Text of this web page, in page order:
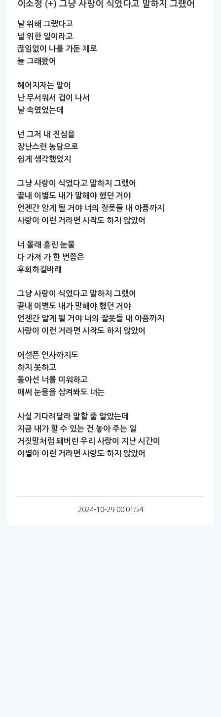
이소정 (+) 그냥 사랑이 식었다고 말하지 그랬어
날 위해 그랬다고
널 위한 일이라고
끊임없이
나를 가둔 채로
늘 그래왔어
헤어지자는 말이
난 무서워서 겁이
나서
날 속였었는데
넌 그저 내 진심을
장난스런 농담으로
쉽게
생각했었지
그냥 사랑이 식었다고 말하지 그랬어
끝내 이별도 내가 말해야 했던 거야
언젠간 알게 될 거야 너의 잘못들 내 아픔까지
사랑이
이런 거라면 시작도 하지 않았어
너 몰래 흘린 눈물
다 가져 가 한 번쯤은
후회하길바래
그냥 사랑이 식었다고 말하지 그랬어
끝내 이별도 내가 말해야 했던 거야
언젠간 알게 될 거야 너의 잘못들 내 아픔까지
사랑이
이런 거라면 시작도 하지 않았어
어설픈 인사까지도
하지 못하고
돌아선 너를 미워하고
애써 눈물을 삼켜봐도 너는
사실 기다려달라 말할 줄 알았는데
지금 내가 할 수 있는 건 놓아 주는 일
거짓말처럼 돼버린 우리 사랑이 지난 시간이
이별이
이런 거라면 사랑도 하지 않았어
2024-10-29 00:01:54